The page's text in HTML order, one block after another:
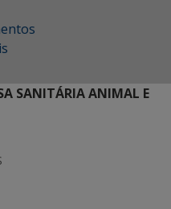
SANITÁRIA ANIMAL E